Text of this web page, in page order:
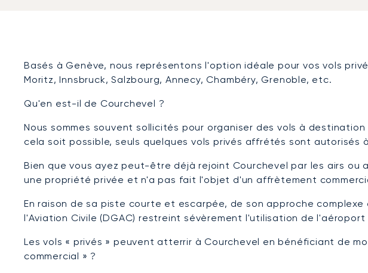
Basés à Genève, nous représentons l'option idéale pour vos vols
Moritz, Innsbruck, Salzbourg, Annecy, Chambéry, Grenoble, etc.
Qu'en est-il de Courchevel ?
Nous sommes souvent sollicités pour organiser des vols à
cela soit possible, seuls quelques vols privés affrétés sont autorisés
Bien que vous ayez peut-être déjà rejoint Courchevel par les airs
une propriété privée et n'a pas fait l'objet d'un affrètement
En raison de sa piste courte et escarpée, de son approche
l'Aviation Civile (DGAC) restreint sévèrement l'utilisation de
Les vols « privés » peuvent atterrir à Courchevel en bénéficiant de
commercial » ?